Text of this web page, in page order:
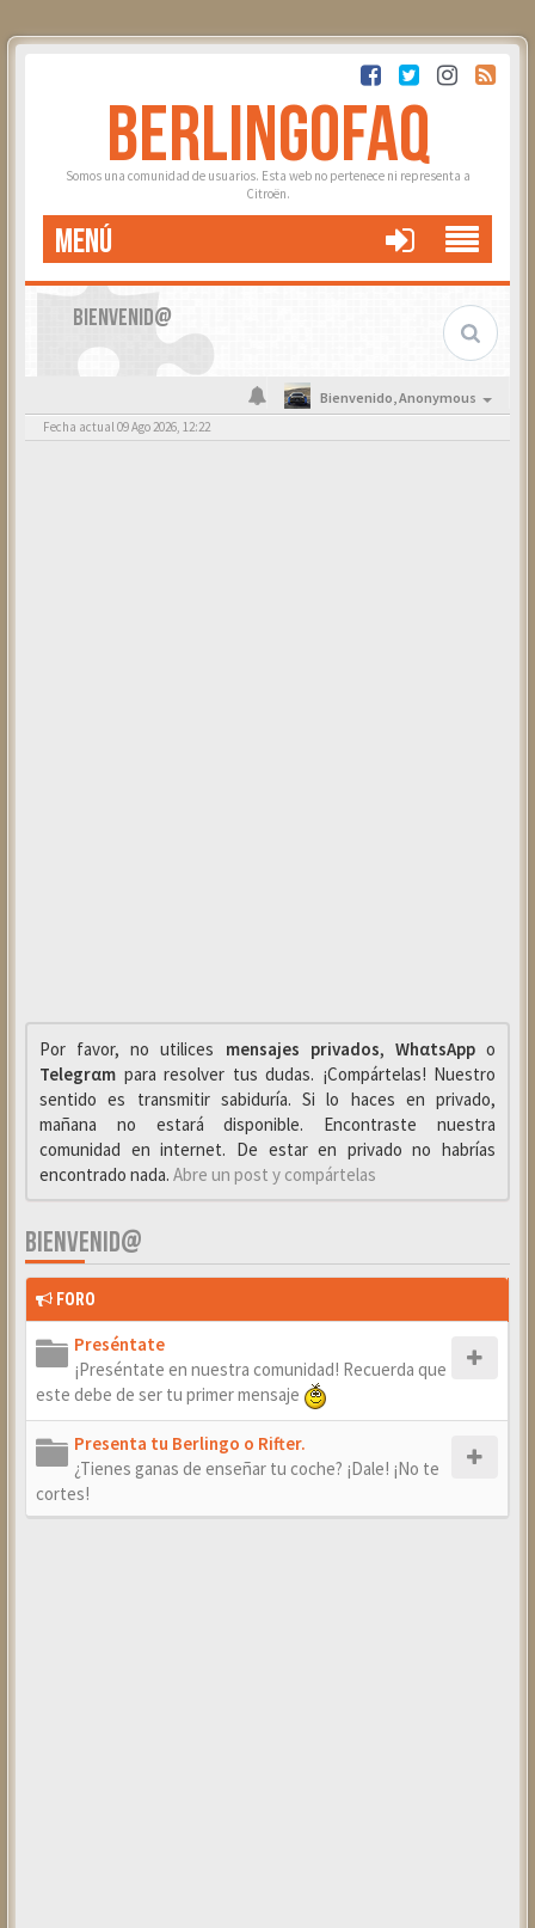
BERLINGOFAQ
Somos una comunidad de usuarios. Esta web no pertenece ni representa a
Citroën.
MENÚ
BIENVENID@
Bienvenido,Anonymous
Fecha actual 09 Ago 2026, 12:22
Por favor, no utilices mensajes privados, WhαtsAppo
Telegrαm para resolver tus dudas. ¡Compártelas! Nuestro
sentido es transmitir sabiduría. Si lo haces en privado,
mañana no estará disponible. Encontraste nuestra
comunidad en internet. De estar en privado no habrías
encontrado nada. Abre un post y compártelas
BIENVENID@
FORO
Preséntate
¡Preséntate en nuestra comunidad! Recuerda que
este debe de ser tu primer mensaje
Presenta tu Berlingo o Rifter.
¿Tienes ganas de enseñar tu coche? ¡Dale! ¡No te
cortes!